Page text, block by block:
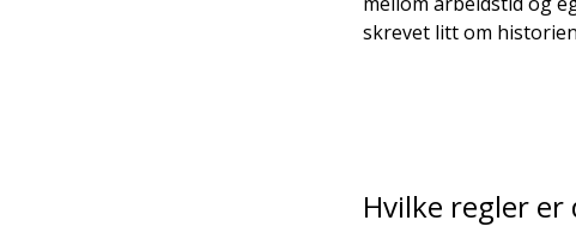
skrevet litt om
Hvilke regler er